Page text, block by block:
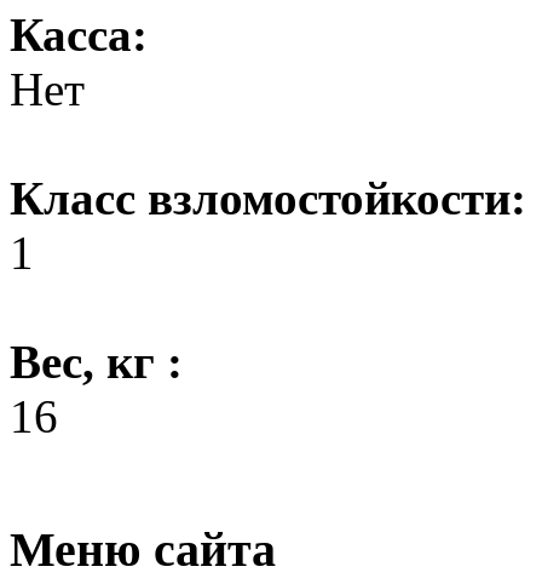
Касса:
Нет
Класс взломостойкости:
1
Вес, кг :
16
Меню сайта